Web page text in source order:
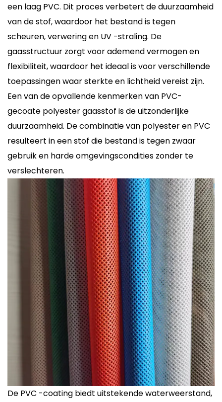
een laag PVC. Dit proces verbetert de duurzaamheid
van de stof, waardoor het bestand is tegen
scheuren, verwering en UV -straling. De
gaasstructuur zorgt voor ademend vermogen en
flexibiliteit, waardoor het ideaal is voor verschillende
toepassingen waar sterkte en lichtheid vereist zijn.
Een van de opvallende kenmerken van PVC-
gecoate polyester gaasstof is de uitzonderlijke
duurzaamheid. De combinatie van polyester en PVC
resulteert in een stof die bestand is tegen zwaar
gebruik en harde omgevingscondities zonder te
verslechteren.
De PVC -coating biedt uitstekende waterweerstand,